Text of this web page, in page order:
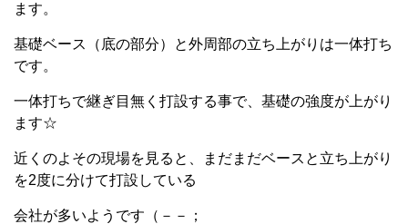
ます。
基礎ベース（底の部分）と外周部の立ち上がりは一体打ち
です。
一体打ちで継ぎ目無く打設する事で、基礎の強度が上がり
ます☆
近くのよその現場を見ると、まだまだベースと立ち上がり
を2度に分けて打設している
会社が多いようです（－－；